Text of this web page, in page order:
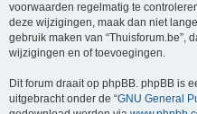
voorwaarden regelmatig te
deze wijzigingen, maak dan niet
gebruik maken van “Thuisforum.be”,
wijzigingen en of toevoegingen.
Dit forum draait op phpBB. phpBB is
uitgebracht onder de “GNU General